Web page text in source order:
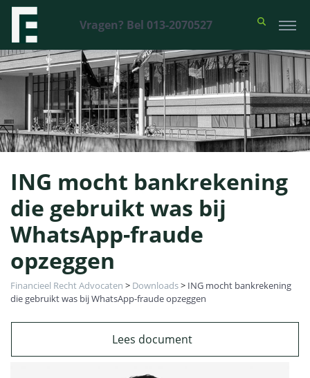
Vragen? Bel 013-2070527
ING mocht bankrekening
die gebruikt was bij
WhatsApp-fraude
opzeggen
Financieel Recht Advocaten > Downloads> ING mocht bankrekening
die gebruikt was bij WhatsApp-fraude opzeggen
Lees document